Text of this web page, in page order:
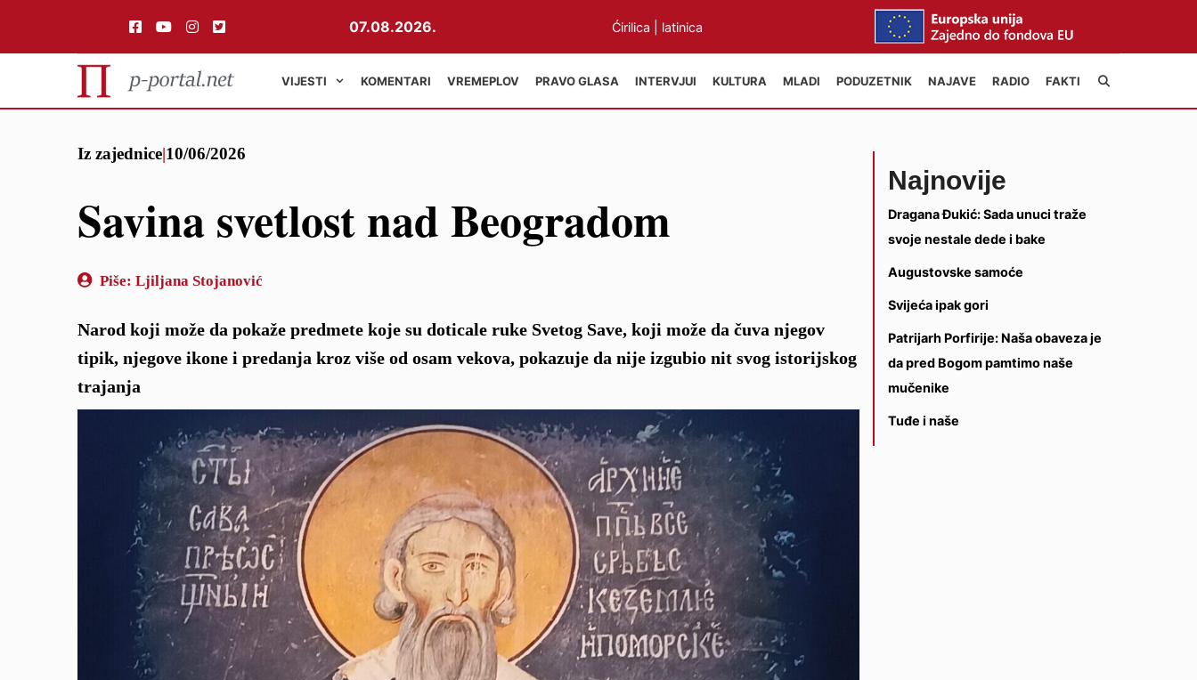
07.08.2026. Ćirilica latinica
VIJESTI KOMENTARI VREMEPLOV PRAVO GLASA INTERVJUI KULTURA MLADI PODUZETNIK NAJAVE RADIO FAKTI
Iz zajednice|10/06/2026
Savina svetlost nad Beogradom
Piše: Ljiljana Stojanović
Narod koji može da pokaže predmete koje su doticale ruke Svetog Save, koji može da čuva njegov
tipik, njegove ikone i predanja kroz više od osam vekova, pokazuje da nije izgubio nit svog istorijskog
trajanja
Najnovije
Dragana Đukić: Sada unuci traže
svoje nestale dede i bake
Augustovske samoće
Svijeća ipak gori
Patrijarh Porfirije: Naša obaveza je
da pred Bogom pamtimo naše
mučenike
Tuđe i naše